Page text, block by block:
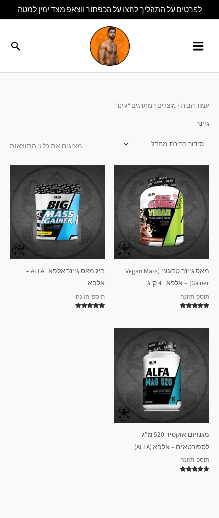
לתוכן
לפרטים על התהליך לחצו על הכפתור ווצאפ מצד ימין למטה
עמוד הבית/ מוצרים המתויגים “גיינר”
גיינר
מציגים את כל ⁦3⁩ התוצאות
מאס גיינר טבעוני (Vegan Mass
Gainer) – אלפא | 4 ק"ג
תוספי תזונה
ביג מאס גיינר אלפא | ALFA –
אלפא
תוספי תזונה
מגנזיום אוקסיד 520 מ"ג
לספורטאים – אלפא (ALFA)
תוספי תזונה